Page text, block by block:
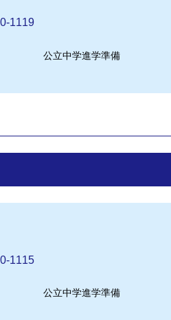
1119
公立中学進学準備
1115
公立中学進学準備